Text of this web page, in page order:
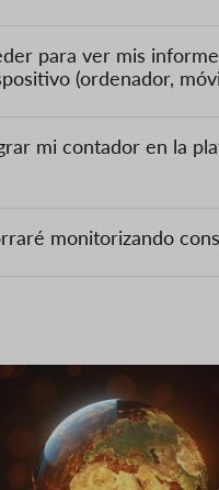
para ver mis
(ordenador,
mi contador en la
monitorizando